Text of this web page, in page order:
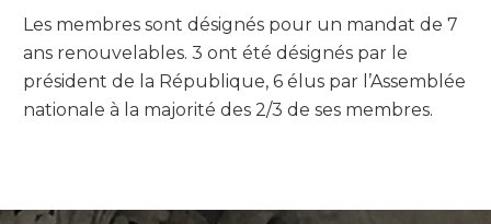
Les membres sont désignés pour un mandat de 7
ans renouvelables. 3 ont été désignés par le
président de la République, 6 élus par l’Assemblée
nationale à la majorité des 2/3 de ses membres.